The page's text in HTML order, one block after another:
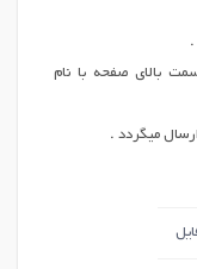
.
بالای صفحه با نام
میگردد .